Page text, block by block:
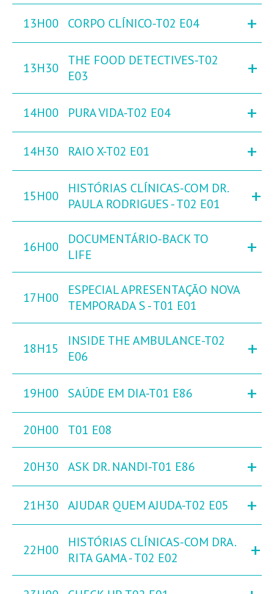
13H00 CORPO CLÍNICO-T02 E04 +
13H30
THE FOOD DETECTIVES-T02
E03
+
14H00 PURA VIDA-T02 E04 +
14H30 RAIO X-T02 E01 +
15H00
HISTÓRIAS CLÍNICAS-COM DR.
PAULA RODRIGUES - T02 E01
+
16H00
DOCUMENTÁRIO-BACK TO
LIFE
+
17H00
ESPECIAL APRESENTAÇÃO NOVA
TEMPORADA S - T01 E01
18H15
INSIDE THE AMBULANCE-T02
E06
+
19H00 SAÚDE EM DIA-T01 E86 +
20H00 T01 E08
20H30 ASK DR. NANDI-T01 E86 +
21H30 AJUDAR QUEM AJUDA-T02 E05 +
22H00
HISTÓRIAS CLÍNICAS-COM DRA.
RITA GAMA - T02 E02
+